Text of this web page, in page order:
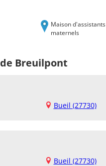
Maison d'assistants
maternels
Breuilpont
Bueil (27730)
Bueil (27730)